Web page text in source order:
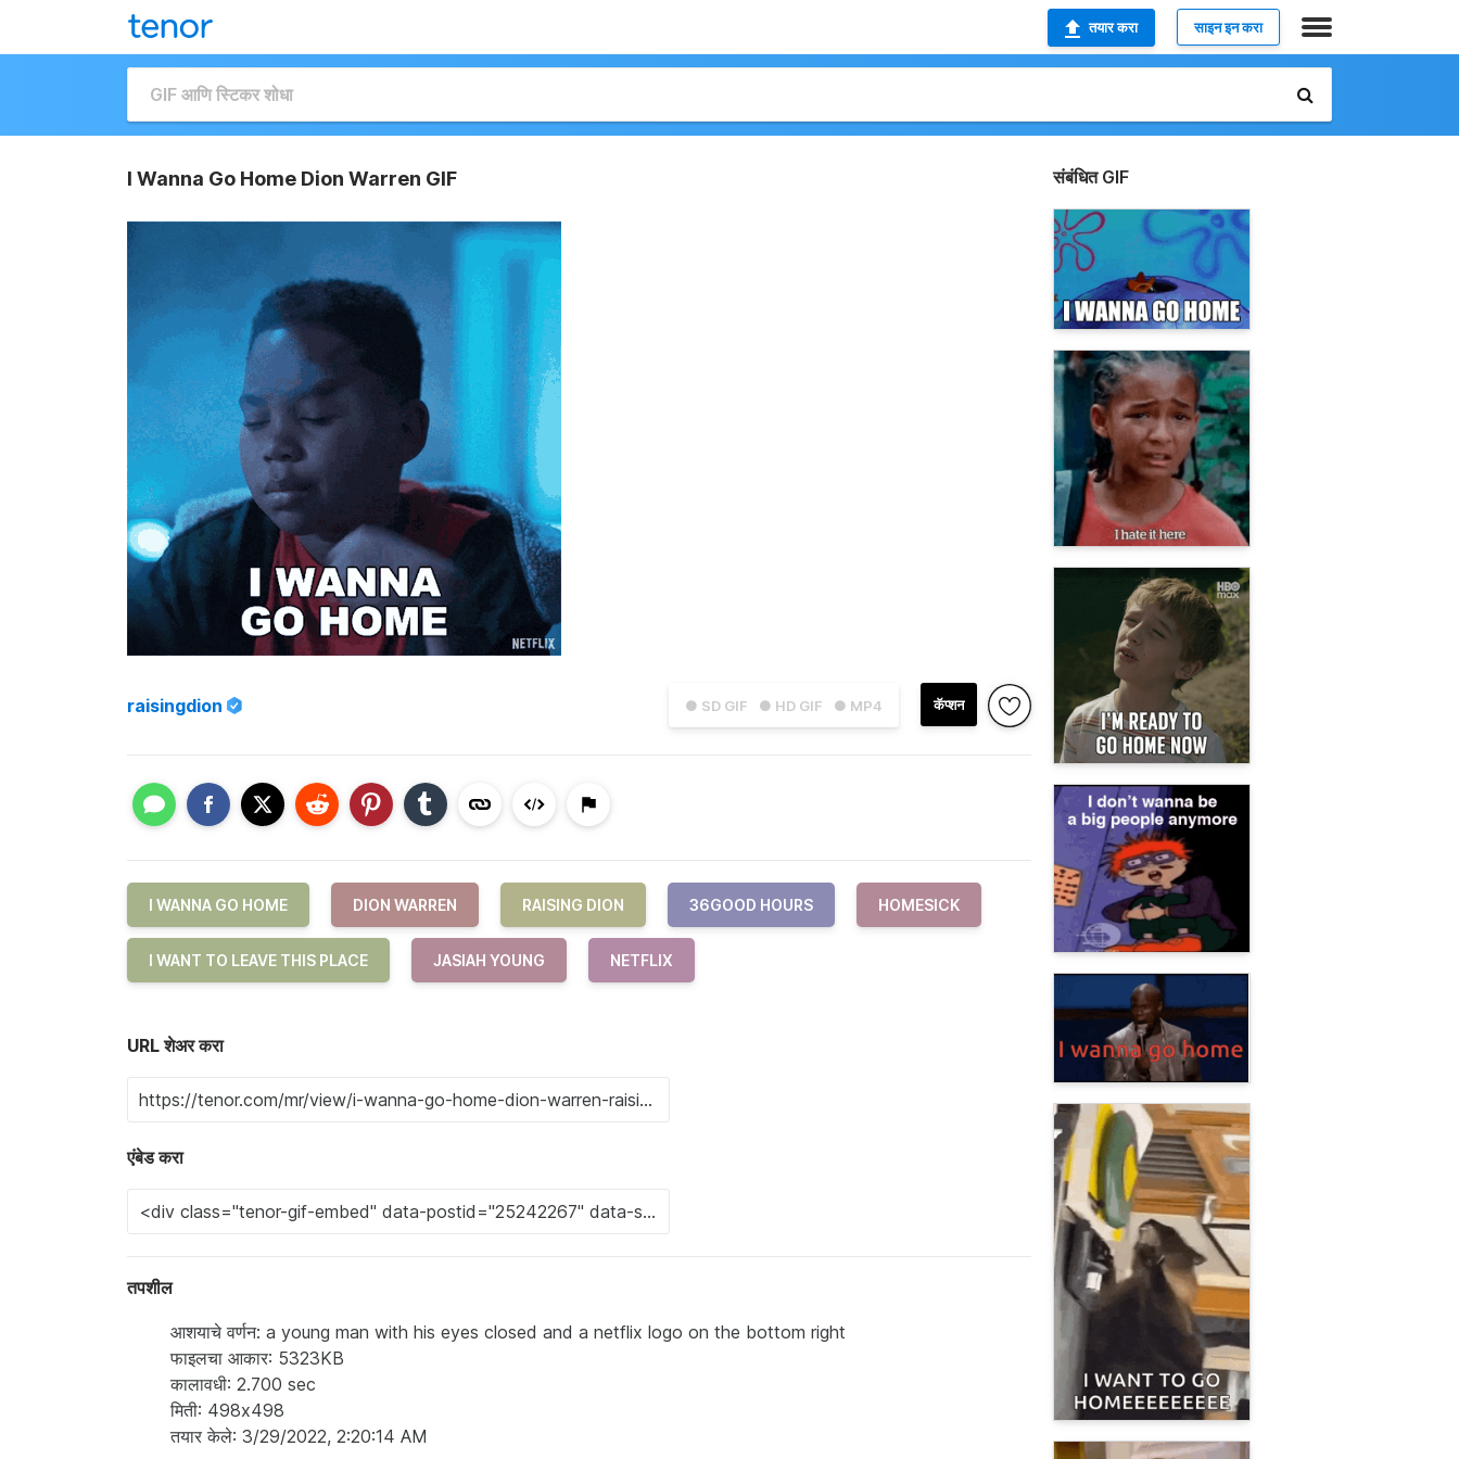
तयार करा साइन इन करा
I Wanna Go Home Dion Warren GIF
● SD GIF ● HD GIF ● MP4 कॅप्शन
raisingdion
I WANNA GO HOME DION WARREN RAISING DION 36GOOD HOURS HOMESICK
I WANT TO LEAVE THIS PLACE JASIAH YOUNG NETFLIX
URL शेअर करा
एंबेड करा
तपशील
आशयाचे वर्णन: a young man with his eyes closed and a netflix logo on the bottom right
फाइलचा आकार: 5323KB
कालावधी: 2.700 sec
मिती: 498x498
तयार केले: 3/29/2022, 2:20:14 AM
संबंधित GIF